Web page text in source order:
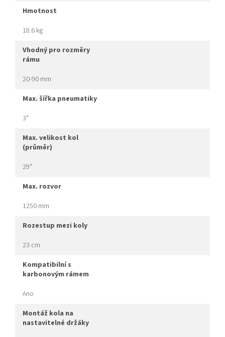
hmotnost
18.6 kg
vhodný pro rozměry
rámu
20-90 mm
max. šířka pneumatiky
3"
max. velikost kol
(průměr)
29"
max. rozvor
1250 mm
rozestup mezi koly
23 cm
kompatibilní s
karbonovým rámem
Ano
montáž kola na
nastavitelné držáky